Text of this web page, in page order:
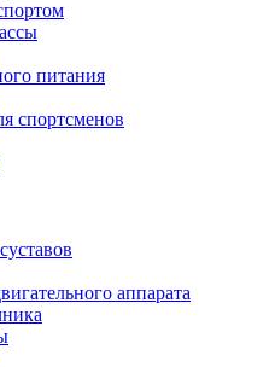
питания
спортсменов
аппарата